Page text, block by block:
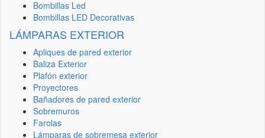
Bombillas Led
Bombillas LED Decorativas
LÁMPARAS EXTERIOR
Apliques de pared exterior
Baliza Exterior
Plafón exterior
Proyectores
Bañadores de pared exterior
Sobremuros
Farolas
Lámparas de sobremesa exterior